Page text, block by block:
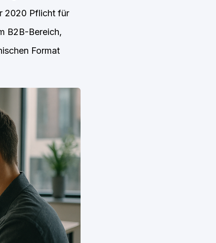
2020 Pflicht für
B2B-Bereich,
Format